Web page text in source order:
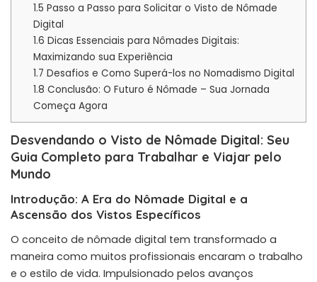
1.5 Passo a Passo para Solicitar o Visto de Nômade
Digital
1.6 Dicas Essenciais para Nômades Digitais:
Maximizando sua Experiência
1.7 Desafios e Como Superá-los no Nomadismo Digital
1.8 Conclusão: O Futuro é Nômade – Sua Jornada
Começa Agora
Desvendando o Visto de Nômade Digital: Seu
Guia Completo para Trabalhar e Viajar pelo
Mundo
Introdução: A Era do Nômade Digital e a
Ascensão dos Vistos Específicos
O conceito de nômade digital tem transformado a
maneira como muitos profissionais encaram o trabalho
e o estilo de vida. Impulsionado pelos avanços